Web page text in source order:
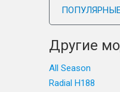
Другие
All Season
Radial H188